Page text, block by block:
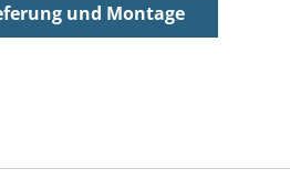
und Montage